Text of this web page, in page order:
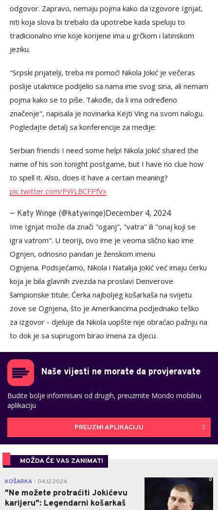
odgovor. Zapravo, nemaju pojma kako da izgovore Ignjat,
niti koja slova bi trebalo da upotrebe kada speluju to
tradicionalno ime koje korijene ima u grčkom i latinskom
jeziku.
"Srpski prijatelji, treba mi pomoć! Nikola Jokić je večeras
poslije utakmice podijelio sa nama ime svog sina, ali nemam
pojma kako se to piše. Takođe, da li ima određeno
značenje", napisala je novinarka Kejti Ving na svom nalogu.
Pogledajte detalj sa konferencije za medije:
Serbian friends I need some help! Nikola Jokić shared the
name of his son tonight postgame, but I have no clue how
to spell it. Also, does it have a certain meaning?
pic.twitter.com/PWLBCFPfVx
— Katy Winge (@katywinge)December 4, 2024
Ime Ignjat može da znači "oganj", "vatra" ili "onaj koji se
igra vatrom". U teoriji, ovo ime je veoma slično kao ime
Ognjen, odnosno pandan je ženskom imenu
Ognjena. Podsjećamo, Nikola i Natalija Jokić već imaju ćerku
koja je bila glavnih zvezda na proslavi Denverove
šampionske titule. Ćerka najboljeg košarkaša na svijetu
zove se Ognjena, što je Amerikancima podjednako teško
za izgovor - djeluje da Nikola uopšte nije obraćao pažnju na
to dok je sa suprugom birao imena za djecu.
Naše vijesti ne morate da provjeravate
Budite bolje informisani od drugih, preuzmite Mondo mobilnu
aplikaciju
PREUZMI APLIKACIJU
MOŽDA ĆE VAS ZANIMATI
KOŠARKA 04.12.2024.
"Ne možete protraćiti Jokićevu
karijeru": Legendarni košarkaš
0